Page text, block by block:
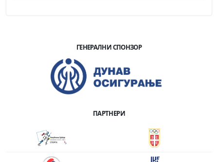
ГЕНЕРАЛНИ СПОНЗОР
ПАРТНЕРИ